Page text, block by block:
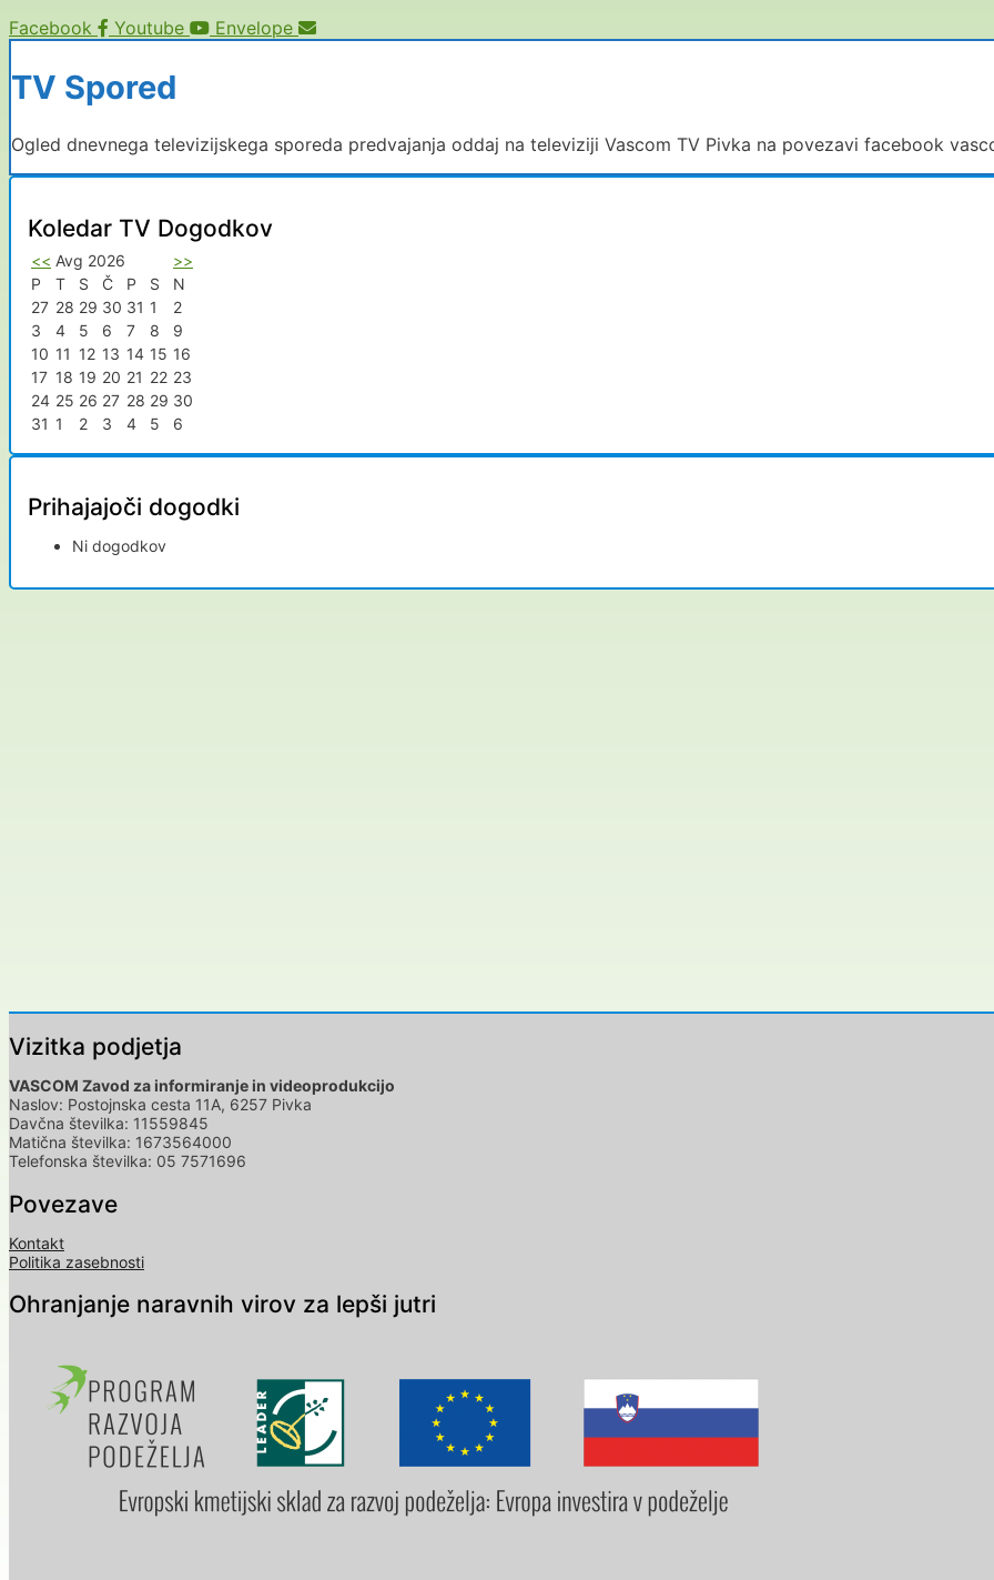
Facebook
Youtube Envelope
TV Spored
Ogled dnevnega televizijskega sporeda predvajanja oddaj na televiziji Vascom TV Pivka na povezavi facebook
Koledar TV Dogodkov
<< Avg 2026
>>
P
T S Č P S
N
27 28 29 30 31 1
2
3
4 5 6 7 8
9
10 11 12 13 14 15 16
17 18 19 20 21 22 23
24 25 26 27 28 29 30
31 1 2 3 4 5 6
Prihajajoči dogodki
Ni dogodkov
Vizitka podjetja
VASCOM Zavod za informiranje in videoprodukcijo
Naslov: Postojnska cesta 11A, 6257 Pivka
Davčna številka: 11559845
Matična številka: 1673564000
Telefonska številka: 05 7571696
Povezave
Kontakt
Politika zasebnosti
Ohranjanje naravnih virov za lepši jutri